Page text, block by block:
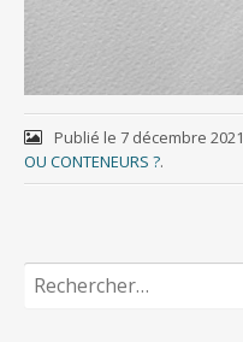
Publié le 7 décembre 2021
OU CONTENEURS ?.
Rechercher :